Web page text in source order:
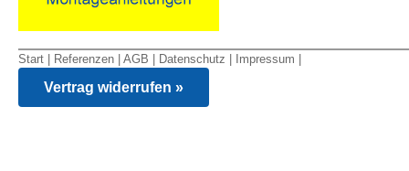
Start Referenzen AGB Datenschutz Impressum
Vertrag widerrufen »